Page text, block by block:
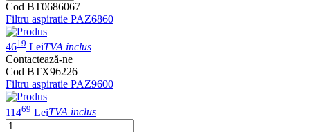
Cod BT0686067
Filtru aspiratie PAZ6860
4619 LeiTVA inclus
Contactează-ne
Cod BTX96226
Filtru aspiratie PAZ9600
11469 LeiTVA inclus